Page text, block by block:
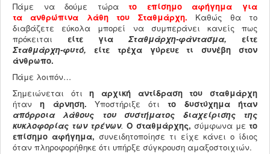
Πάμε να δούμε τώρατο επίσημο αφήγημα για
τα ανθρώπινα λάθη του Σταθμάρχη.
Καθώς θα το
διαβάζετε εύκολα μπορεί να συμπεράνει κανείς πως
πρόκειται είτε για Σταθμάρχη-φάντασμα,
είτε
Σταθμάρχη-φυτό,
είτε τρέχα γύρευε τι συνέβη στον
άνθρωπο.
Πάμε λοιπόν…
Σημειώνεται ότιη αρχική αντίδραση του σταθμάρχη
ήτανη άρνηση. Υποστήριξε ότιτο δυστύχημα ήταν
απόρροια λάθους του συστήματος διαχείρισης της
κυκλοφορίας των τρένων.Ο σταθμάρχης, σύμφωνα μετο
επίσημο αφήγημα, συνειδητοποίησε τι είχε κάνει ο ίδιος
όταν πληροφορήθηκε ότι υπήρξε σύγκρουση αμαξοστοιχιών.